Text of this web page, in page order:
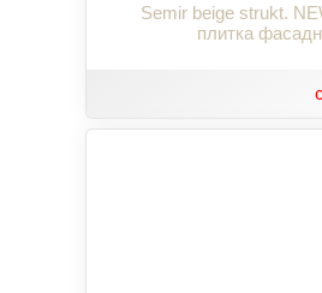
Semir beige strukt.
плитка